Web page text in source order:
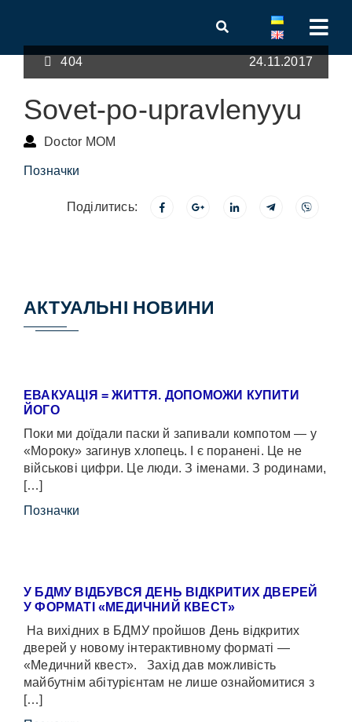
404 24.11.2017
Sovet-po-upravlenyyu
Doctor MOM
Позначки
Поділитись:
АКТУАЛЬНІ НОВИНИ
ЕВАКУАЦІЯ = ЖИТТЯ. ДОПОМОЖИ КУПИТИ
ЙОГО
Поки ми доїдали паски й запивали компотом — у
«Мороку» загинув хлопець. І є поранені. Це не
військові цифри. Це люди. З іменами. З родинами,
[…]
Позначки
У БДМУ ВІДБУВСЯ ДЕНЬ ВІДКРИТИХ ДВЕРЕЙ
У ФОРМАТІ «МЕДИЧНИЙ КВЕСТ»
На вихідних в БДМУ пройшов День відкритих
дверей у новому інтерактивному форматі —
«Медичний квест». Захід дав можливість
майбутнім абітурієнтам не лише ознайомитися з
[…]